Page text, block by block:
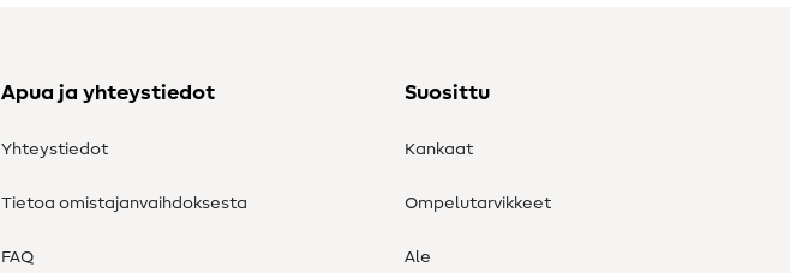
Apua ja yhteystiedot
Yhteystiedot
Tietoa omistajanvaihdoksesta
FAQ
Suosittu
Kankaat
Ompelutarvikkeet
Ale